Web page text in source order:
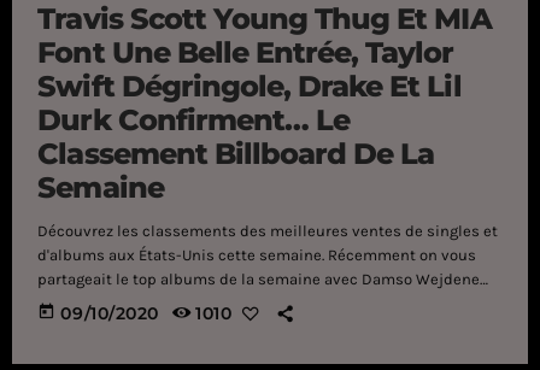
Travis Scott Young Thug Et MIA
Font Une Belle Entrée, Taylor
Swift Dégringole, Drake Et Lil
Durk Confirment… Le
Classement Billboard De La
Semaine
Découvrez les classements des meilleures ventes de singles et
d'albums aux États-Unis cette semaine. Récemment on vous
partageait le top albums de la semaine avec Damso Wejdene
Julien Doré... et nous allons désormais nous intéresser au
classement Billboard de la semaine. On commence par le
today 09/10/2020 1010